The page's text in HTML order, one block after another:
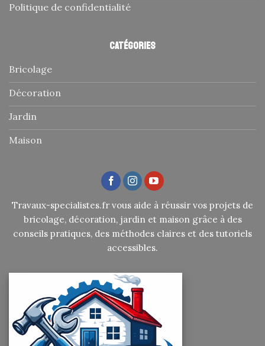
Politique de confidentialité
Catégories
Bricolage
Décoration
Jardin
Maison
Travaux-specialistes.fr vous aide à réussir vos projets de
bricolage, décoration, jardin et maison grâce à des
conseils pratiques, des méthodes claires et des tutoriels
accessibles.